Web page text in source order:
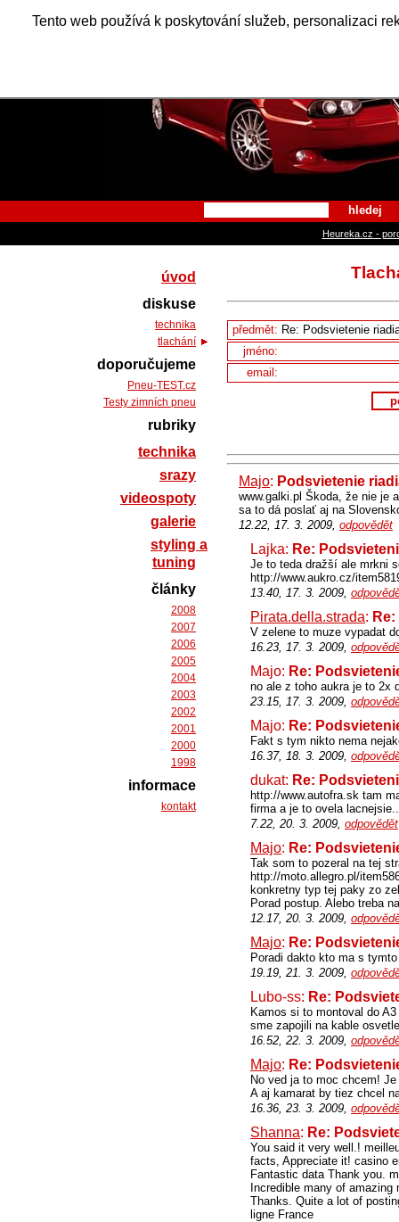
Tento web používá k poskytování služeb, personalizaci
Alfa
hledej
Heureka.cz -
předmět:
jméno:
email:
Majo: Podsvietenie
www.galki.pl Škoda, že nie je
sa to dá poslať aj na
12.22, 17. 3. 2009, odpovědět
Lajka: Re:
Je to teda dražší ale mrkni
http://www.aukro.cz/
13.40, 17. 3. 2009,
Pirata.della.strada:
V zelene to muze vypadat
16.23, 17. 3. 2009,
Majo: Re:
no ale z toho aukra je to 2x
23.15, 17. 3. 2009,
Majo: Re:
Fakt s tym nikto nema
16.37, 18. 3. 2009,
dukat: Re:
http://www.autofra.sk tam
firma a je to ovela
7.22, 20. 3. 2009, odpovědět
Majo: Re:
Tak som to pozeral na tej
http://moto.allegro.pl/
konkretny typ tej paky zo
Porad postup. Alebo treba
12.17, 20. 3. 2009,
Majo: Re:
Poradi dakto kto ma s
19.19, 21. 3. 2009,
Lubo-ss: Re:
Kamos si to montoval do
sme zapojili na kable
16.52, 22. 3. 2009,
Majo: Re:
No ved ja to moc chcem!
A aj kamarat by tiez chcel
16.36, 23. 3. 2009,
Shanna: Re:
You said it very well.!
facts, Appreciate it! casino
Fantastic data Thank you.
Incredible many of
Thanks. Quite a lot of
ligne France
úvod
diskuse
technika
tlachání
doporučujeme
Pneu-TEST.cz
Testy zimních pneu
rubriky
technika
srazy
videospoty
galerie
styling a
tuning
články
2008
2007
2006
2005
2004
2003
2002
2001
2000
1998
informace
kontakt